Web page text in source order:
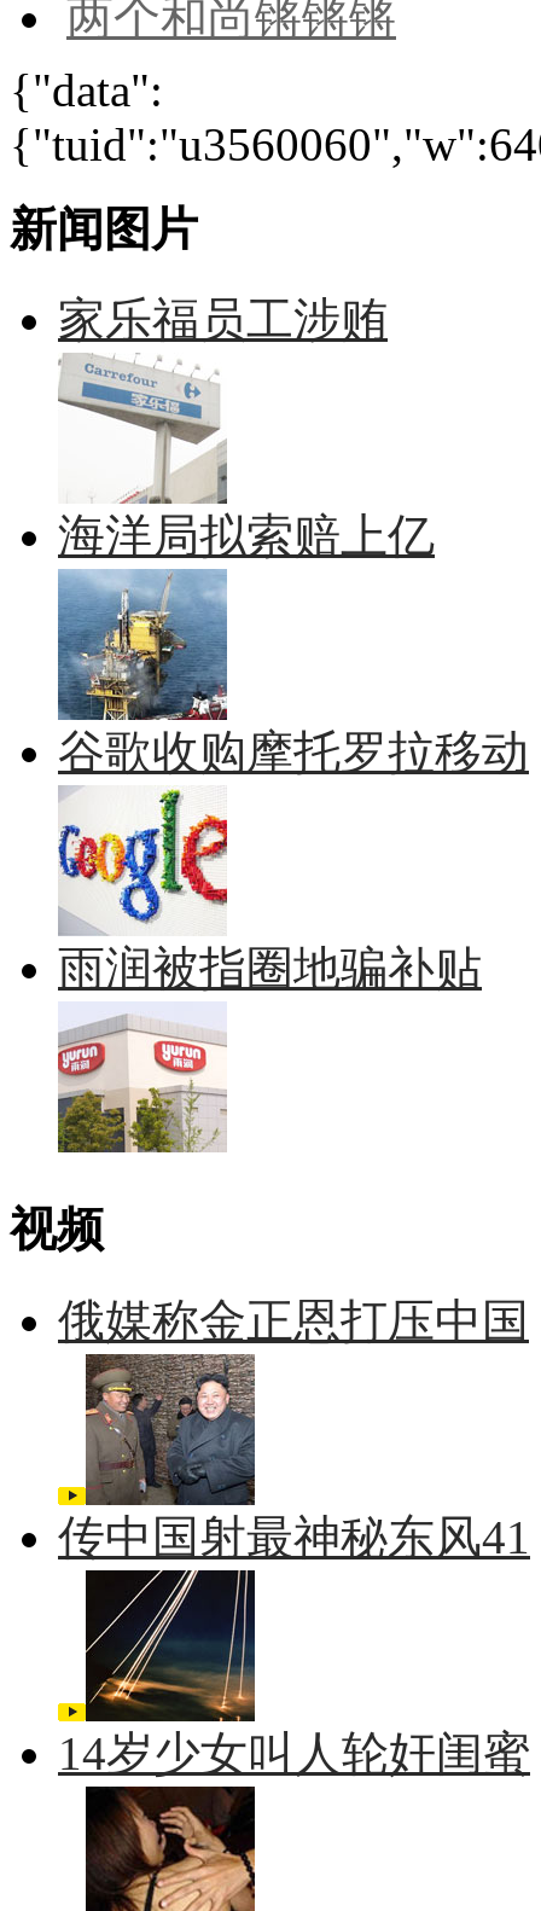
两个和尚锵锵锵
{"data":
新闻图片
家乐福员工涉贿
海洋局拟索赔上亿
谷歌收购摩托罗拉移动
雨润被指圈地骗补贴
视频
俄媒称金正恩打压中国
传中国射最神秘东风41
14岁少女叫人轮奸闺蜜